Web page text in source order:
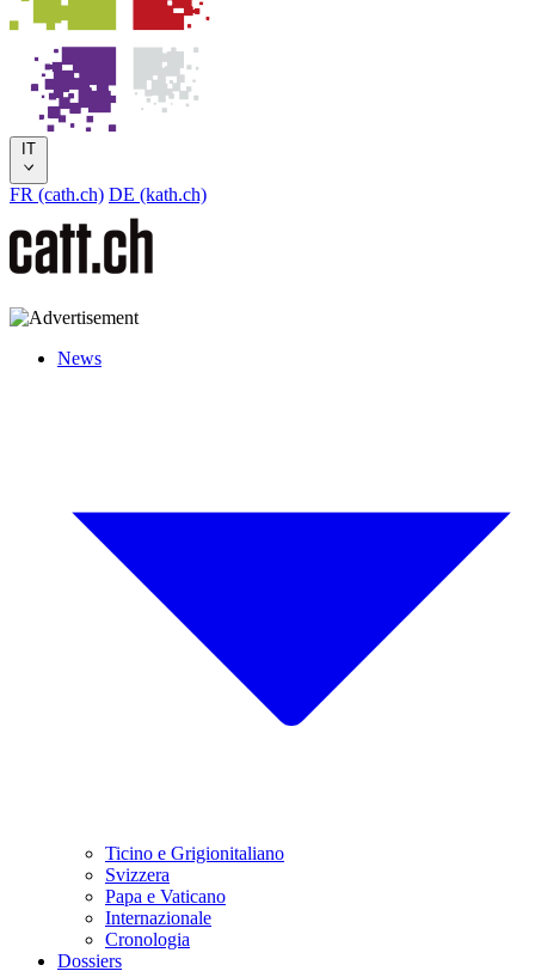
IT
FR (cath.ch) DE (kath.ch)
News
Ticino e Grigionitaliano
Svizzera
Papa e Vaticano
Internazionale
Cronologia
Dossiers